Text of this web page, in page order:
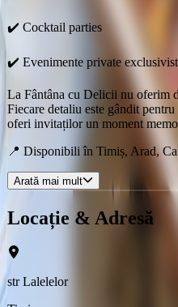
✔️ Cocktail parties
✔️ Evenimente private
La Fântâna cu Delicii nu oferim
Fiecare detaliu este gândit
oferi invitaților un moment
📍 Disponibili în Timiș, Arad,
Arată mai mult
Locație & Adresă
str Lalelelor